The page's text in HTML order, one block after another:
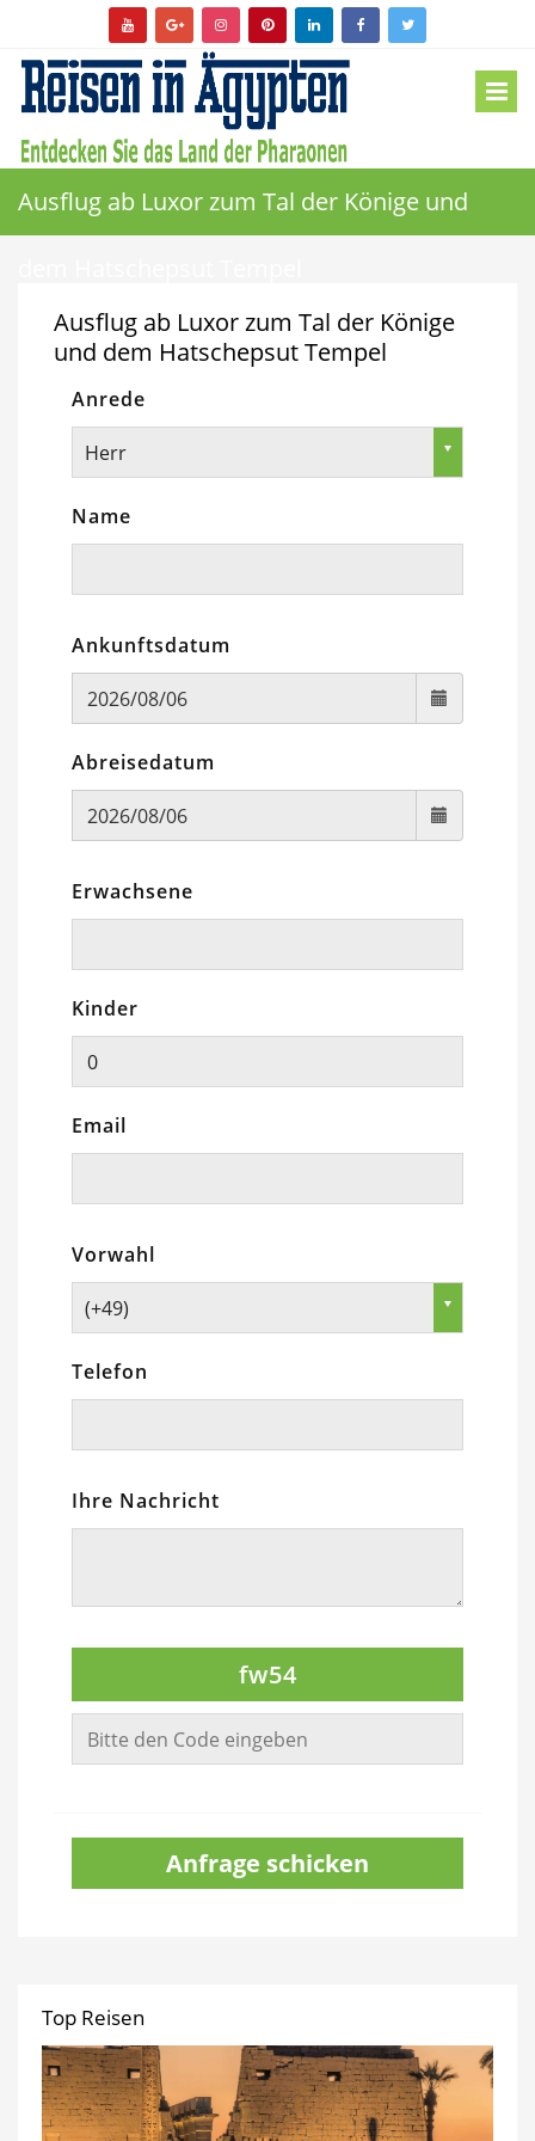
Ausflug ab Luxor zum Tal der Könige und
Ausflug ab Luxor zum Tal der Könige
und dem Hatschepsut Tempel
Anrede
Herr
Name
Ankunftsdatum
Abreisedatum
Erwachsene
Kinder
Email
Vorwahl
(+49)
Telefon
Ihre Nachricht
fw54
Anfrage schicken
Top Reisen